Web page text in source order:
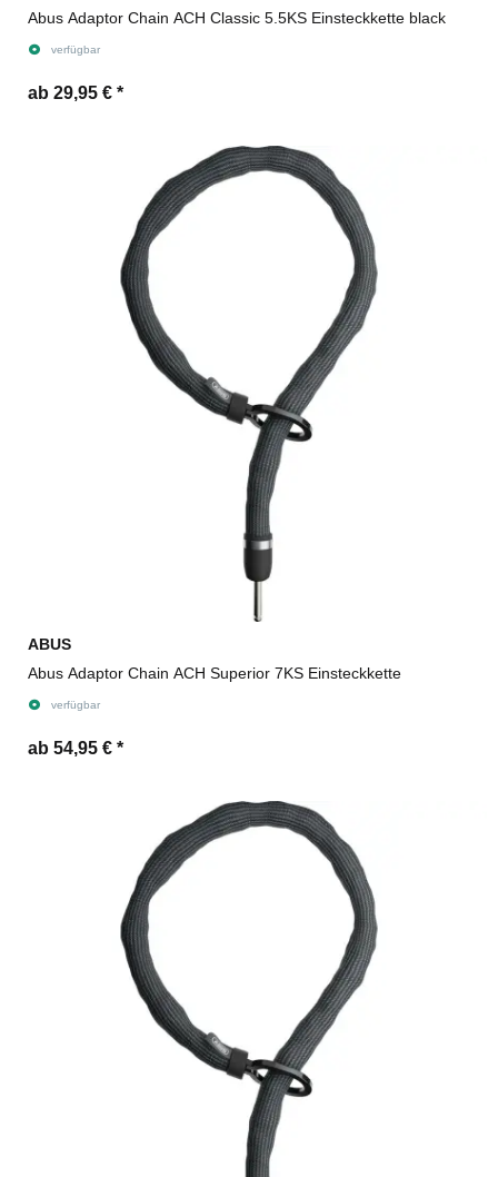
Abus Adaptor Chain ACH Classic 5.5KS Einsteckkette black
verfügbar
ab 29,95 € *
ABUS
Abus Adaptor Chain ACH Superior 7KS Einsteckkette
verfügbar
ab 54,95 € *